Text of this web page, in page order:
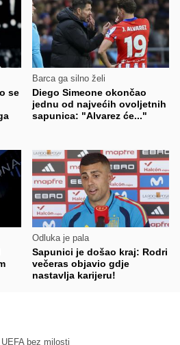
se
Barca ga silno želi
Diego Simeone okončao
jednu od najvećih ovoljetnih
sapunica: "Alvarez će..."
Odluka je pala
Sapunici je došao kraj: Rodri
večeras objavio gdje
nastavlja karijeru!
UEFA bez milosti